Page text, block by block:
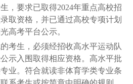
，要求已取得2024年重点高校招
取资格，并已通过高校专项计划
高考平台公示。
生，必须经招收高水平运动队
示入围取得相应资格。高水平批
业。符合就读非体育学类专业条